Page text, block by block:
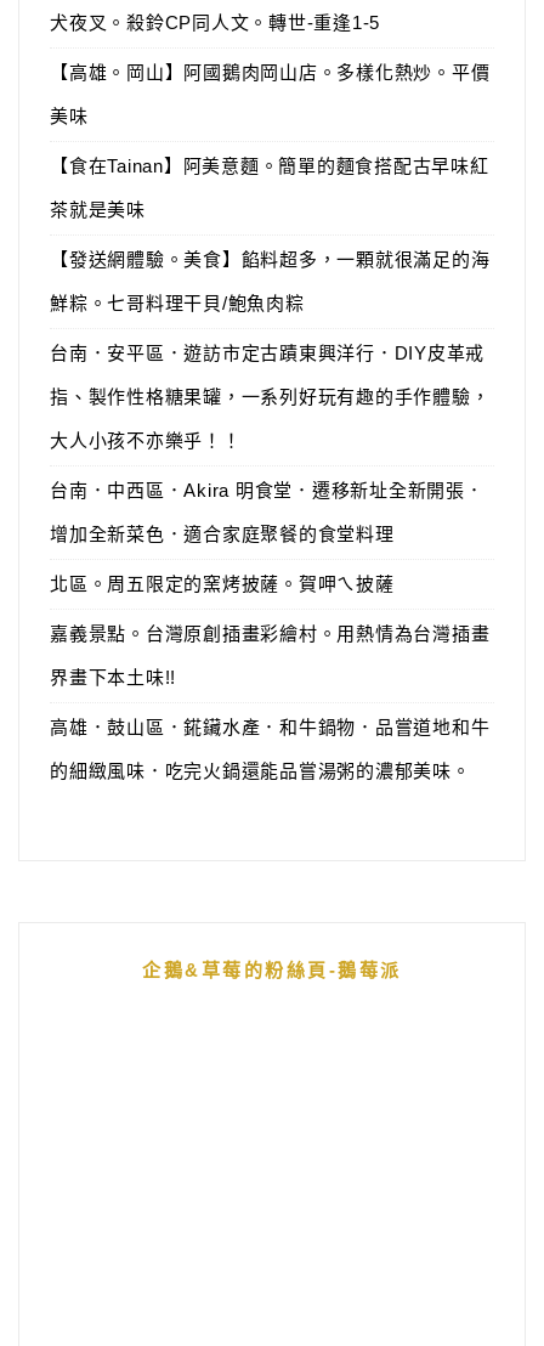
犬夜叉。殺鈴CP同人文。轉世-重逢1-5
【高雄。岡山】阿國鵝肉岡山店。多樣化熱炒。平價
美味
【食在Tainan】阿美意麵。簡單的麵食搭配古早味紅
茶就是美味
【發送網體驗。美食】餡料超多，一顆就很滿足的海
鮮粽。七哥料理干貝/鮑魚肉粽
台南．安平區．遊訪市定古蹟東興洋行．DIY皮革戒
指、製作性格糖果罐，一系列好玩有趣的手作體驗，
大人小孩不亦樂乎！！
台南．中西區．Akira 明食堂．遷移新址全新開張．
增加全新菜色．適合家庭聚餐的食堂料理
北區。周五限定的窯烤披薩。賀呷ㄟ披薩
嘉義景點。台灣原創插畫彩繪村。用熱情為台灣插畫
界畫下本土味!!
高雄．鼓山區．錵鑶水產．和牛鍋物．品嘗道地和牛
的細緻風味．吃完火鍋還能品嘗湯粥的濃郁美味。
企鵝&草莓的粉絲頁-鵝莓派